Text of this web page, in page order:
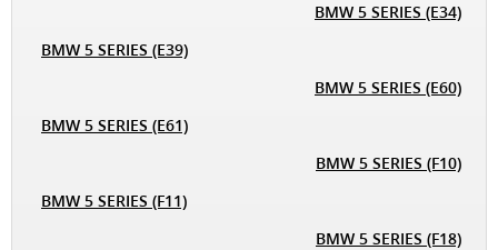
BMW 5 SERIES (E34)
BMW 5 SERIES (E39)
BMW 5 SERIES (E60)
BMW 5 SERIES (E61)
BMW 5 SERIES (F10)
BMW 5 SERIES (F11)
BMW 5 SERIES (F18)